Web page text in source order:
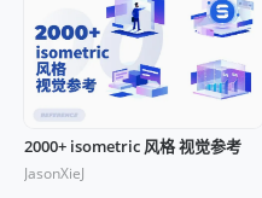
2000+ isometric 风格 视觉参考
JasonXieJ